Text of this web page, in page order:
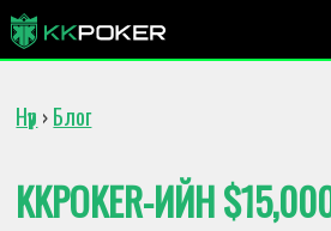
Нүүр › Блог
KKPOKER-ИЙН